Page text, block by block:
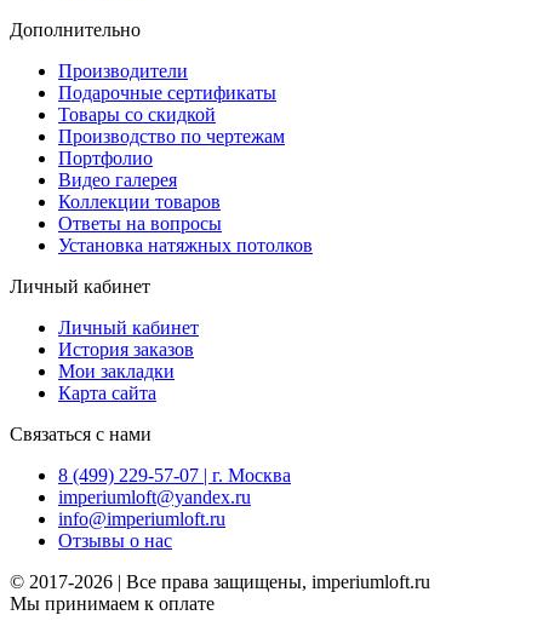
Дополнительно
Производители
Подарочные сертификаты
Товары со скидкой
Производство по чертежам
Портфолио
Видео галерея
Коллекции товаров
Ответы на вопросы
Установка натяжных потолков
Личный кабинет
Личный кабинет
История заказов
Мои закладки
Карта сайта
Связаться с нами
8 (499) 229-57-07 | г. Москва
imperiumloft@yandex.ru
info@imperiumloft.ru
Отзывы о нас
© 2017-2026 | Все права защищены, imperiumloft.ru
Мы принимаем к оплате